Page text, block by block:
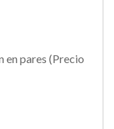
en pares (Precio